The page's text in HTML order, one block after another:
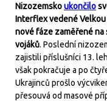
Nizozemskoukončilo
Interflex vedené
nové fáze zaměřené
vojáků. Poslední
zajistili příslušníci 13.
však pokračuje a po
Ukrajinců prošlo
přesouvá od masové